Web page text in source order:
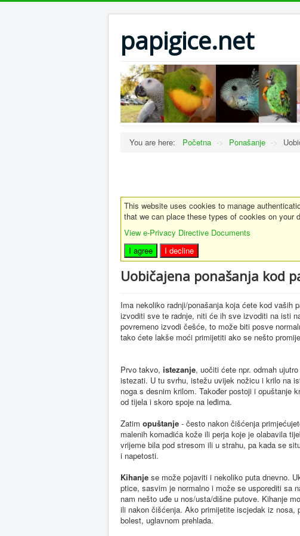
papigice.net
You are here: Početna -> Ponašanje ->
This website uses cookies to manage
that we can place these types of cookies on your
View e-Privacy Directive Documents
I agree
I decline
Uobičajena ponašanja kod
Ima nekoliko radnji/ponašanja koja ćete kod
izvoditi sve te radnje, niti će ih sve izvoditi na isti
povremeno izvodi češće, to može biti posve
tako ćete lakše moći primijetiti ako se nešto
Prvo takvo, istezanje, uočiti ćete npr. odmah
istezati. U tu svrhu, istežu uvijek nožicu i krilo na
noga s desnim krilom. Također postoji i opuštanje
od tijela i skoro spoje na leđima.
Zatim opuštanje - često nakon čišćenja
malenih komadića kože ili perja koje je olabavila
vrijeme bila pod stresom ili u strahu, pa kada se
i napetosti.
Kihanje se može pojaviti i nekoliko puta dnevno.
ptice, sasvim je normalno i može se usporediti sa
nam nešto uđe u nos/usta/dišne putove. Kihanje
ili nakon čišćenja. Ako primijetite iscjedak iz
bolest, uglavnom prehlada.